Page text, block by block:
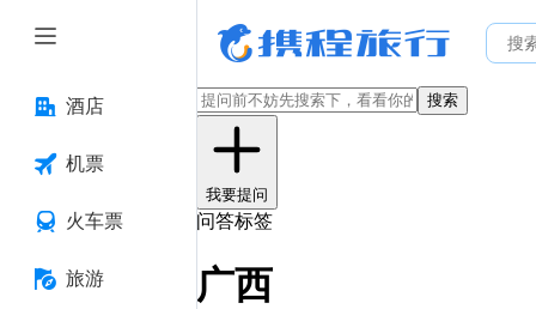
酒店
机票
火车票
旅游
搜索
我要提问
问答标签
广西